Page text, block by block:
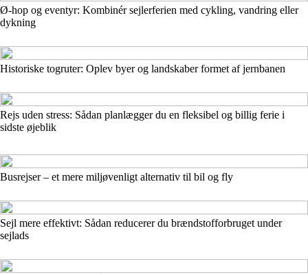
Ø-hop og eventyr: Kombinér sejlerferien med cykling, vandring eller
dykning
Historiske togruter: Oplev byer og landskaber formet af jernbanen
Rejs uden stress: Sådan planlægger du en fleksibel og billig ferie i
sidste øjeblik
Busrejser – et mere miljøvenligt alternativ til bil og fly
Sejl mere effektivt: Sådan reducerer du brændstofforbruget under
sejlads